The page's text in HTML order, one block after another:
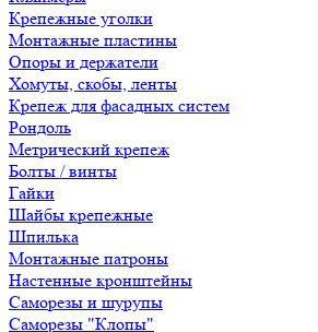
Крепежные уголки
Монтажные пластины
Опоры и держатели
Хомуты, скобы, ленты
Крепеж для фасадных систем
Рондоль
Метрический крепеж
Болты / винты
Гайки
Шайбы крепежные
Шпилька
Монтажные патроны
Настенные кронштейны
Саморезы и шурупы
Саморезы "Клопы"